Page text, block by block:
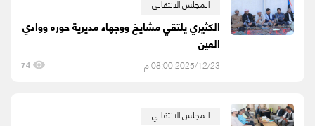
المجلس الانتقالي
الكثيري يلتقي مشايخ ووجهاء مديرية حوره ووادي
العين
2025/12/23 08:00 م 74
المجلس الانتقالي